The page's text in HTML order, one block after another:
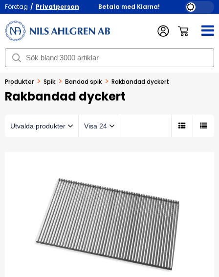
Företag / Privatperson Betala med Klarna!
Produkter > Spik > Bandad spik > Rakbandad dyckert
Rakbandad dyckert